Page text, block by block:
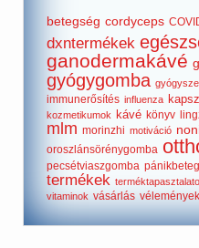
betegség cordyceps
dxntermékek
ganodermakávé
gyógygomba
immunerősítés influenza
kozmetikumok kávé könyv
mlm morinzhi motiváció
oroszlánsörénygomba
pecsétviaszgomba
termékek
vitaminok vásárlás vélemények